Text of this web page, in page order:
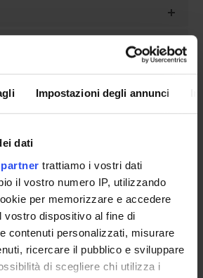
Impostazioni degli annunci
dati
trattiamo i vostri dati
il vostro numero IP, utilizzando
per memorizzare e accedere
vostro dispositivo al fine di
contenuti personalizzati, misurare
ricercare il pubblico e sviluppare
di scegliere chi utilizza i
DI SERVIZIO
STUDENTI